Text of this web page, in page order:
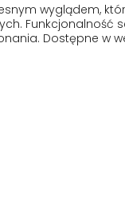
wyglądem,
Funkcjonalność
Dostępne w